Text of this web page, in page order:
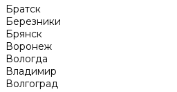
Братск
Березники
Брянск
Воронеж
Вологда
Владимир
Волгоград